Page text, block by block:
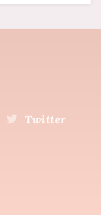
Twitter